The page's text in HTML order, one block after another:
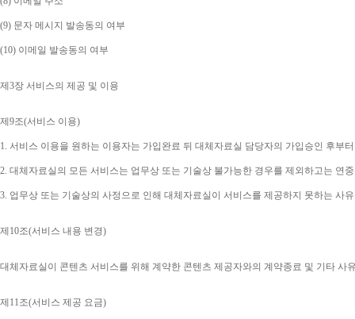
(9) 문자 메시지 발송동의 여부
(10) 이메일 발송동의 여부
제 3장 서비스의 제공 및 이용
제 9조(서비스 이용)
1. 서비스 이용을 원하는 이용자는 가입완료 뒤 대체자료실 담당자의 가입승인 후부
2. 대체자료실의 모든 서비스는 업무상 또는 기술상 불가능한 경우를 제외하고는 연
3. 업무상 또는 기술상의 사정으로 인해 대체자료실이 서비스를 제공하지 못하는 사
제 10조(서비스 내용 변경)
대체자료실이 콘텐츠 서비스를 위해 계약한 콘텐츠 제공자와의 계약종료 및 기타
제 11조(서비스 제공 요금)